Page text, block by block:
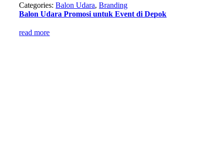
Categories:Balon Udara,Branding
Balon Udara Promosi untuk Event di Depok
read more